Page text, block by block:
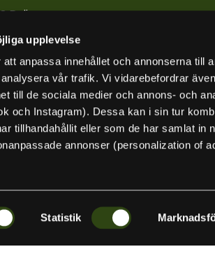
upplevelse
anpassa innehållet och annonserna till
vår trafik. Vi vidarebefordrar
till de sociala medier och annons- och
och Instagram). Dessa kan i sin tur
tillhandahållit eller som de har samlat in
annonser (personalization of
Statistik
Delivery
Conditions